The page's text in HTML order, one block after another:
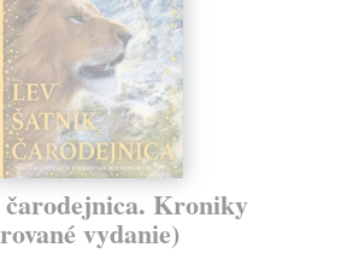
Kroniky
vydanie)